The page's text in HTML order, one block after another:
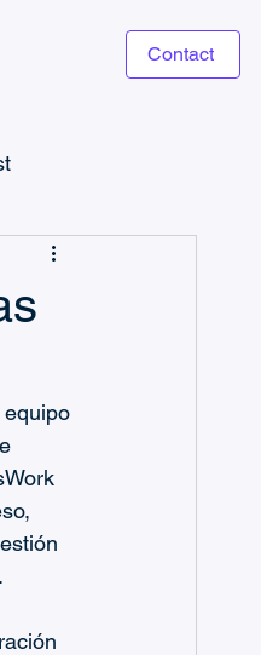
Contact
de Checklists